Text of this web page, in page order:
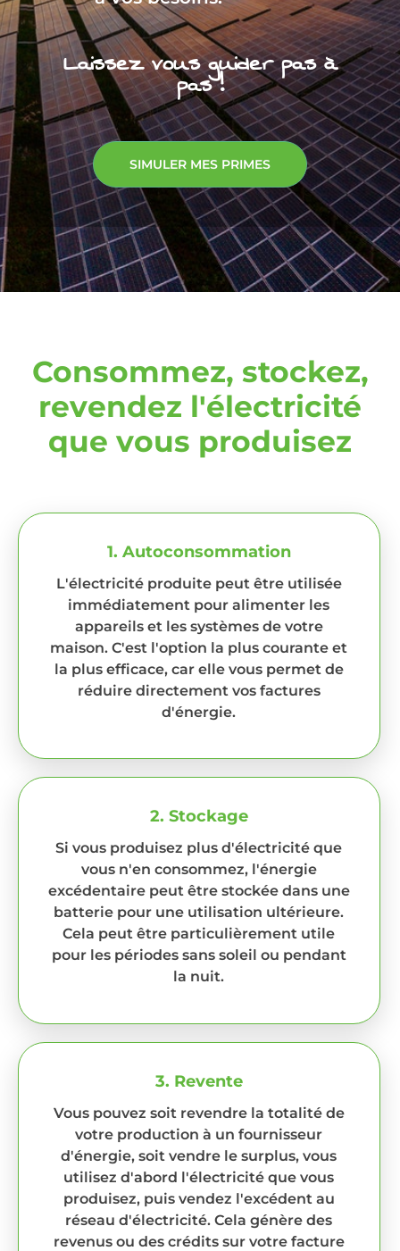
Laissez vous guider pas à
pas !
SIMULER MES PRIMES
Consommez, stockez,
revendez l'électricité
que vous produisez
1. Autoconsommation
L'électricité produite peut être utilisée
immédiatement pour alimenter les
appareils et les systèmes de votre
maison. C'est l'option la plus courante et
la plus efficace, car elle vous permet de
réduire directement vos factures
d'énergie.
2. Stockage
Si vous produisez plus d'électricité que
vous n'en consommez, l'énergie
excédentaire peut être stockée dans une
batterie pour une utilisation ultérieure.
Cela peut être particulièrement utile
pour les périodes sans soleil ou pendant
la nuit.
3. Revente
Vous pouvez soit revendre la totalité de
votre production à un fournisseur
d'énergie, soit vendre le surplus, vous
utilisez d'abord l'électricité que vous
produisez, puis vendez l'excédent au
réseau d'électricité. Cela génère des
revenus ou des crédits sur votre facture